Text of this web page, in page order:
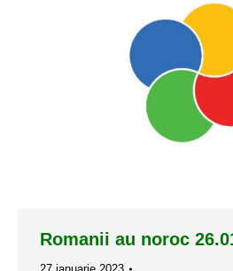
Romanii au noroc